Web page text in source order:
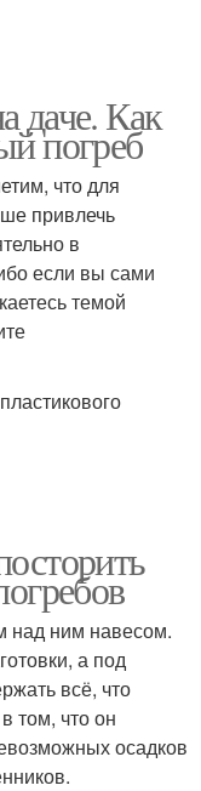
даче. Как
погреб
что для
привлечь
в
если вы сами
темой
ним навесом.
а под
всё, что
том, что он
осадков